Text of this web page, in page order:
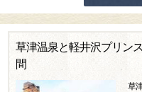
草津温泉と軽井沢プリン
間
草